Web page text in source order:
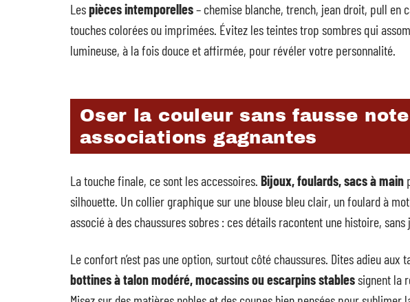
Lespièces intemporelles– chemise blanche, trench, jean droit, pull en
touches colorées ou imprimées. Évitez les teintes trop sombres qui
lumineuse, à la fois douce et affirmée, pour révéler votre personnalité.
Oser la couleur sans fausse
associations gagnantes
La touche finale, ce sont les accessoires. Bijoux, foulards, sacs à main
silhouette. Un collier graphique sur une blouse bleu clair, un foulard à
associé à des chaussures sobres : ces détails racontent une histoire, sans
Le confort n’est pas une option, surtout côté chaussures. Dites adieu aux
bottines à talon modéré, mocassins ou escarpins stablessignent la